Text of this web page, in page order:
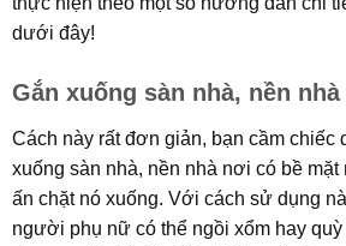
dưới đây!
Gắn xuống sàn nhà, nền nhà
Cách này rất đơn giản, bạn cầm chiếc
xuống sàn nhà, nền nhà nơi có bề
ấn chặt nó xuống. Với cách sử dụng
người phụ nữ có thể ngồi xổm hay